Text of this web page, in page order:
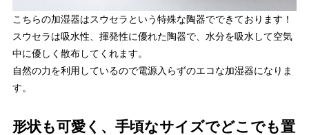
こちらの加湿器はスウセラという特殊な陶器でできております！
スウセラは吸水性、揮発性に優れた陶器で、水分を吸水して空気
中に優しく散布してくれます。
自然の力を利用しているので電源入らずのエコな加湿器になりま
す。
形状も可愛く、手頃なサイズでどこでも置